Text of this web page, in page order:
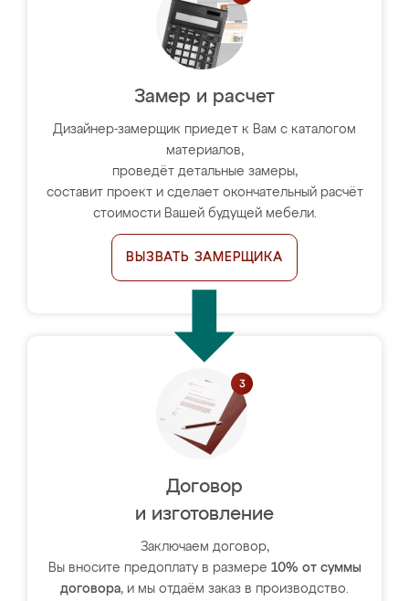
Замер и расчет
Дизайнер-замерщик приедет к Вам с каталогом
материалов,
проведёт детальные замеры,
составит проект и сделает окончательный расчёт
стоимости Вашей будущей мебели.
ВЫЗВАТЬ ЗАМЕРЩИКА
Договор
и изготовление
Заключаем договор,
Вы вносите предоплату в размере 10% от суммы
договора, и мы отдаём заказ в производство.